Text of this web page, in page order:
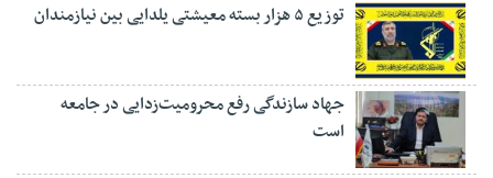
توزیع ۵ هزار بسته معیشتی یلدایی بین نیازمندان
جهاد سازندگی رفع محرومیت‌زدایی در جامعه
است